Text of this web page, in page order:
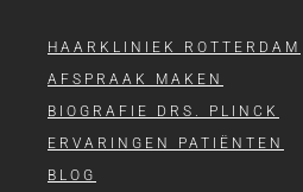
HAARKLINIEK ROTTERDAM
AFSPRAAK MAKEN
BIOGRAFIE DRS. PLINCK
ERVARINGEN PATIËNTEN
BLOG